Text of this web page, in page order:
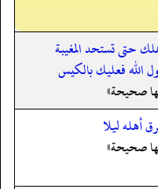
حتى تستحد المغيبة
الله فعليك بالكيس
صحيحة»
أهله ليلا
صحيحة»